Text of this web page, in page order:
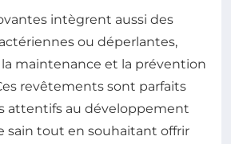
intègrent aussi des
ou déperlantes,
maintenance et la prévention
revêtements sont parfaits
attentifs au développement
sain tout en souhaitant offrir